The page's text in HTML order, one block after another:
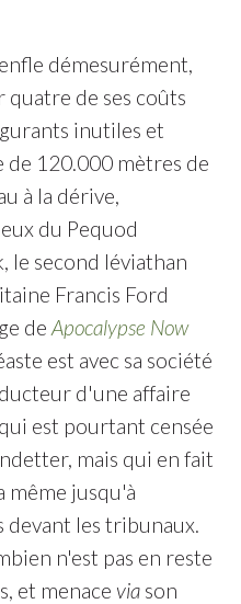
démesurément,
de ses coûts
inutiles et
120.000 mètres de
à la dérive,
du Pequod
le second léviathan
Francis Ford
de Apocalypse Now
est avec sa société
d'une affaire
est pourtant censée
mais qui en fait
même jusqu'à
devant les tribunaux.
n'est pas en reste
et menace viason